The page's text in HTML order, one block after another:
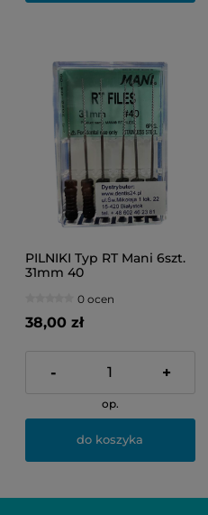
PILNIKI Typ RT Mani 6szt.
31mm 40
0 ocen
38,00 zł
- +
op.
do koszyka